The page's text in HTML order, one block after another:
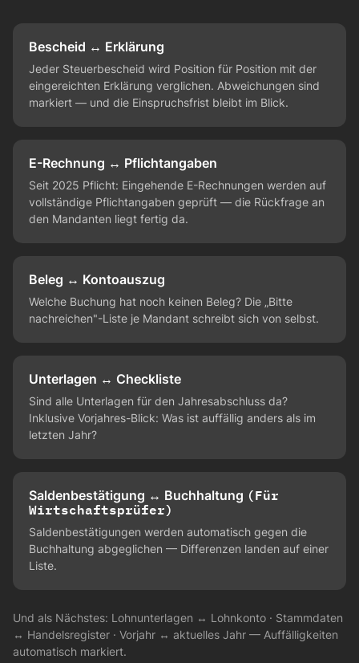
Bescheid ↔ Erklärung
Jeder Steuerbescheid wird Position für Position mit der
eingereichten Erklärung verglichen. Abweichungen sind
markiert — und die Einspruchsfrist bleibt im Blick.
E-Rechnung ↔ Pflichtangaben
Seit 2025 Pflicht: Eingehende E-Rechnungen werden auf
vollständige Pflichtangaben geprüft — die Rückfrage an
den Mandanten liegt fertig da.
Beleg ↔ Kontoauszug
Welche Buchung hat noch keinen Beleg? Die „Bitte
nachreichen"-Liste je Mandant schreibt sich von selbst.
Unterlagen ↔ Checkliste
Sind alle Unterlagen für den Jahresabschluss da?
Inklusive Vorjahres-Blick: Was ist auffällig anders als im
letzten Jahr?
Saldenbestätigung ↔ Buchhaltung (Für
Wirtschaftsprüfer)
Saldenbestätigungen werden automatisch gegen die
Buchhaltung abgeglichen — Differenzen landen auf einer
Liste.
Und als Nächstes: Lohnunterlagen ↔ Lohnkonto · Stammdaten
↔ Handelsregister · Vorjahr ↔ aktuelles Jahr — Auffälligkeiten
automatisch markiert.